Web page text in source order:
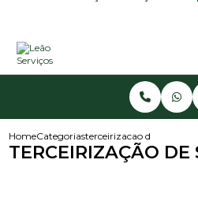
HomeCategoriasterceirizacao de
TERCEIRIZAÇÃO DE